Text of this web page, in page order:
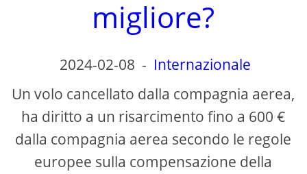
o
migliore?
2024-02-08 - Internazionale
Un volo cancellato dalla compagnia aerea,
ha diritto a un risarcimento fino a 600 €
dalla compagnia aerea secondo le regole
europee sulla compensazione della